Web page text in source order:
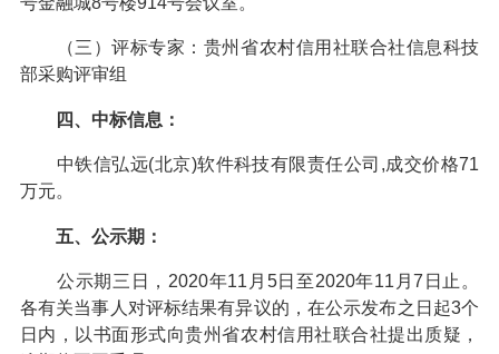
（三）评标专家：贵州省农村信用社联合社信息科技
部采购评审组
四、中标信息：
中铁信弘远(北京)软件科技有限责任公司,成交价格71
万元。
五、公示期：
公示期三日，2020年11月5日至2020年11月7日止。
各有关当事人对评标结果有异议的，在公示发布之日起3个
日内，以书面形式向贵州省农村信用社联合社提出质疑，